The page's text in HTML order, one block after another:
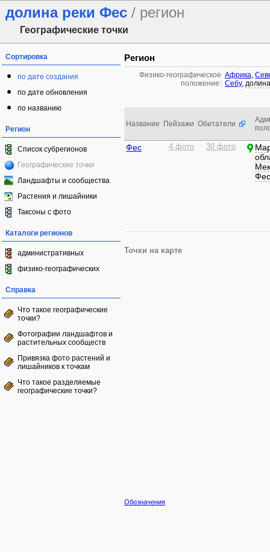
долина реки Фес / регион
Географические точки
Сортировка
по дате создания
по дате обновления
по названию
Регион
Список субрегионов
Географические точки
Ландшафты и сообщества
Растения и лишайники
Таксоны с фото
Каталоги регионов
административных
физико-географических
Справка
Что такое географические
точки?
Фотографии ландшафтов и
растительных сообществ
Привязка фото растений и
лишайников к точкам
Что такое разделяемые
географические точки?
Регион
Физико-географическое
положение:
Африка,
Себу,
Название Пейзажи Обитатели
Фес 4 фото 30 фото
Фес
Точки на карте
Обозначения